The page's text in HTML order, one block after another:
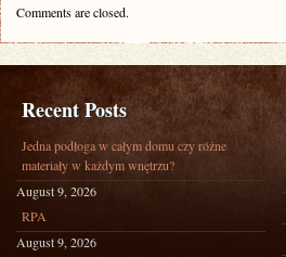
Comments are closed.
Recent Posts
Jedna podłoga w całym domu czy różne
materiały w każdym wnętrzu?
August 9, 2026
RPA
August 9, 2026